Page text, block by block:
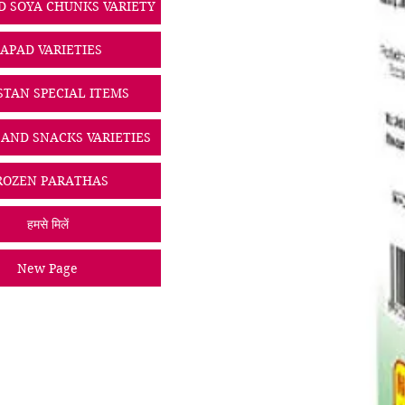
SOYA CHUNKS VARIETY
VARIETIES
SPECIAL ITEMS
SNACKS VARIETIES
PARATHAS
हमसे मिलें
New Page